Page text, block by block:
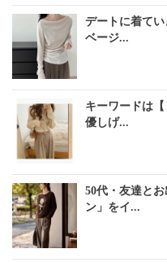
デートに着て
ベージ...
キーワードは
優しげ...
50代・友達と
ン」をイ...